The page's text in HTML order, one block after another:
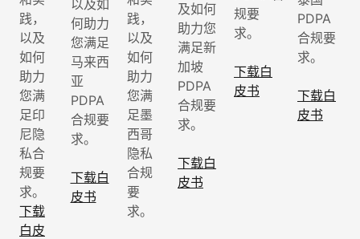
践，
以及
如何
助力
您满
足印
尼隐
私合
规要
求。
下载
白皮
以及如
何助力
您满足
马来西
亚
PDPA
合规要
求。
下载白
皮书
践，
以及
如何
助力
您满
足墨
西哥
隐私
合规
要
求。
及如何
助力您
满足新
加坡
PDPA
合规要
求。
下载白
皮书
规要
求。
下载白
皮书
PDPA
合规要
求。
下载白
皮书